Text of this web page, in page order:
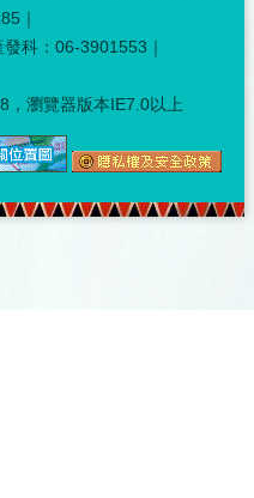
｜
科：06-3901553｜
，瀏覽器版本IE7.0以上